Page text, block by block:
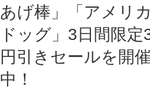
あげ棒」「アメリ
ドッグ」3日間限定
円引きセールを開催
中！